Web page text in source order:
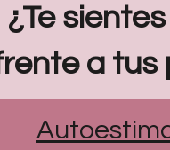
¿Te
a tus